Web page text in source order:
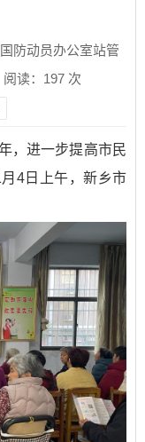
防动员办公室站管
阅读： 197次
，进一步提高市民
月4日上午，新乡市